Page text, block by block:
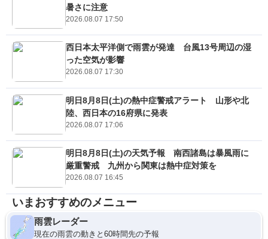
暑さに注意
2026.08.07 17:50
西日本太平洋側で雨雲が発達 台風13号周辺の湿
った空気が影響
2026.08.07 17:30
明日8月8日(土)の熱中症警戒アラート 山形や北
陸、西日本の16府県に発表
2026.08.07 17:06
明日8月8日(土)の天気予報 南西諸島は暴風雨に
厳重警戒 九州から関東は熱中症対策を
2026.08.07 16:45
いまおすすめのメニュー
雨雲レーダー
現在の雨雲の動きと60時間先の予報